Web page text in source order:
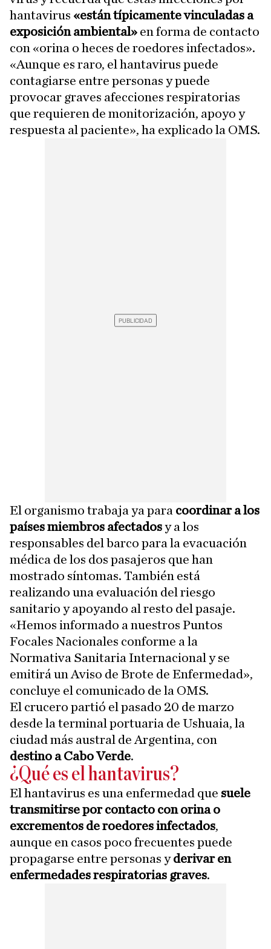
hantavirus «están típicamente vinculadas a
exposición ambiental» en forma de contacto
con «orina o heces de roedores infectados».
«Aunque es raro, el hantavirus puede
contagiarse entre personas y puede
provocar graves afecciones respiratorias
que requieren de monitorización, apoyo y
respuesta al paciente», ha explicado la OMS.
El organismo trabaja ya para coordinar a los
países miembros afectadosy a los
responsables del barco para la evacuación
médica de los dos pasajeros que han
mostrado síntomas. También está
realizando una evaluación del riesgo
sanitario y apoyando al resto del pasaje.
«Hemos informado a nuestros Puntos
Focales Nacionales conforme a la
Normativa Sanitaria Internacional y se
emitirá un Aviso de Brote de Enfermedad»,
concluye el comunicado de la OMS.
El crucero partió el pasado 20 de marzo
desde la terminal portuaria de Ushuaia, la
ciudad más austral de Argentina, con
destino a Cabo Verde.
¿Qué es el hantavirus?
El hantavirus es una enfermedad que suele
transmitirse por contacto con orina o
excrementos de roedoresinfectados,
aunque en casos poco frecuentes puede
propagarse entre personas yderivar en
enfermedades respiratorias graves.